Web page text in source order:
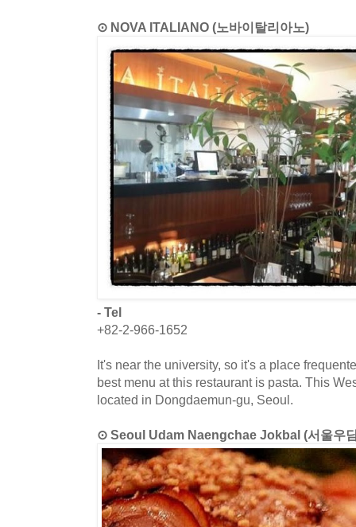
⊙ NOVA ITALIANO (노바이탈리아노)
- Tel
+82-2-966-1652
It's near the university, so it's a place
best menu at this restaurant is pasta. This
located in Dongdaemun-gu, Seoul.
⊙ Seoul Udam Naengchae Jokbal (서울우